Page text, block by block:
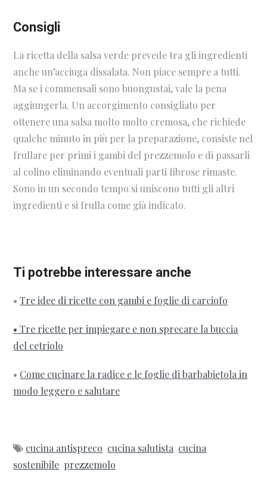
Consigli
La ricetta della salsa verde prevede tra gli ingredienti
anche un’acciuga dissalata. Non piace sempre a tutti.
Ma se i commensali sono buongustai, vale la pena
aggiungerla. Un accorgimento consigliato per
ottenere una salsa molto molto cremosa, che richiede
qualche minuto in più per la preparazione, consiste nel
frullare per primi i gambi del prezzemolo e di passarli
al colino eliminando eventuali parti fibrose rimaste.
Sono in un secondo tempo si uniscono tutti gli altri
ingredienti e si frulla come già indicato.
Ti potrebbe interessare anche
•Tre idee di ricette con gambi e foglie di carciofo
• Tre ricette per impiegare e non sprecare la buccia
del cetriolo
• Come cucinare la radice e le foglie di barbabietola in
modo leggero e salutare
cucina antispreco cucina salutista cucina
sostenibile prezzemolo